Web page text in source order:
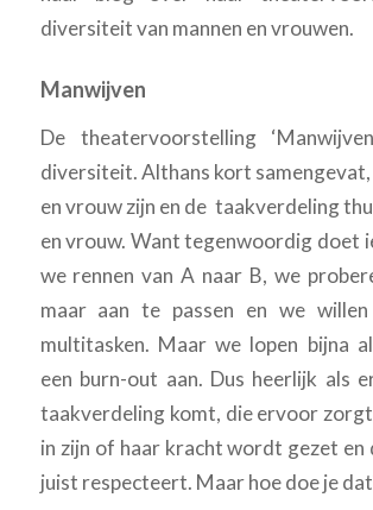
diversiteit van mannen en vrouwen.
Manwijven
De theatervoorstelling
diversiteit. Althans kort
en vrouw zijn en de taakverdeling
en vrouw. Want tegenwoordig doet
we rennen van A naar B, we
maar aan te passen en we
multitasken. Maar we lopen bijna
een burn-out aan. Dus heerlijk als
taakverdeling komt, die ervoor
in zijn of haar kracht wordt gezet en
juist respecteert. Maar hoe doe je